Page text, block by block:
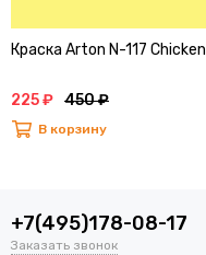
Краска Arton N-117 Chicken
225 ₽ 450 ₽
В корзину
+7(495)178-08-17
Заказать звонок